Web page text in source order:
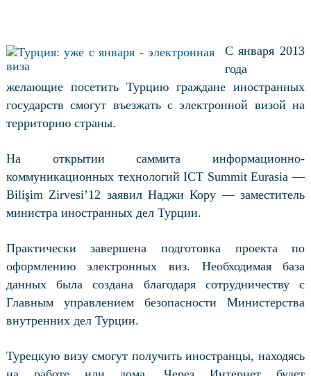
С января 2013
года
желающие посетить Турцию граждане иностранных
государств смогут въезжать с электронной визой на
территорию страны.
На открытии саммита информационно-
коммуникационных технологий ICT Summit Eurasia —
Bilişim Zirvesi’12 заявил Наджи Кору — заместитель
министра иностранных дел Турции.
Практически завершена подготовка проекта по
оформлению электронных виз. Необходимая база
данных была создана благодаря сотрудничеству с
Главным управлением безопасности Министерства
внутренних дел Турции.
Турецкую визу смогут получить иностранцы, находясь